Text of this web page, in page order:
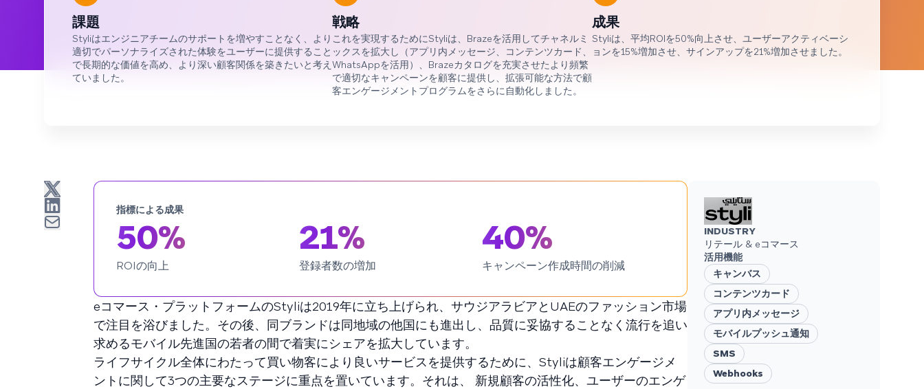
課題
Styliはエンジニアチームのサポートを増やすことなく、より
適切でパーソナライズされた体験をユーザーに提供すること
で長期的な価値を高め、より深い顧客関係を築きたいと考え
ていました。
戦略
これを実現するためにStyliは、Brazeを活用してチャネルミ
ックスを拡大し（アプリ内メッセージ、コンテンツカード、
WhatsAppを活用）、Brazeカタログを充実させたより頻繁
で適切なキャンペーンを顧客に提供し、拡張可能な方法で顧
客エンゲージメントプログラムをさらに自動化しました。
成果
Styliは、平均ROIを50%向上させ、ユーザーアクティベーシ
ョンを15%増加させ、サインアップを21%増加させました。
指標による成果
50%
ROIの向上
21%
登録者数の増加
40%
キャンペーン作成時間の削減
eコマース・プラットフォームのStyliは2019年に立ち上げられ、サウジアラビアとUAEのファッション市場
で注目を浴びました。その後、同ブランドは同地域の他国にも進出し、品質に妥協することなく流行を追い
求めるモバイル先進国の若者の間で着実にシェアを拡大しています。
ライフサイクル全体にわたって買い物客により良いサービスを提供するために、Styliは顧客エンゲージメ
ントに関して3つの主要なステージに重点を置いています。それは、 新規顧客の活性化、ユーザーのエンゲ
INDUSTRY
リテール & eコマース
活用機能
キャンバス
コンテンツカード
アプリ内メッセージ
モバイルプッシュ通知
SMS
Webhooks